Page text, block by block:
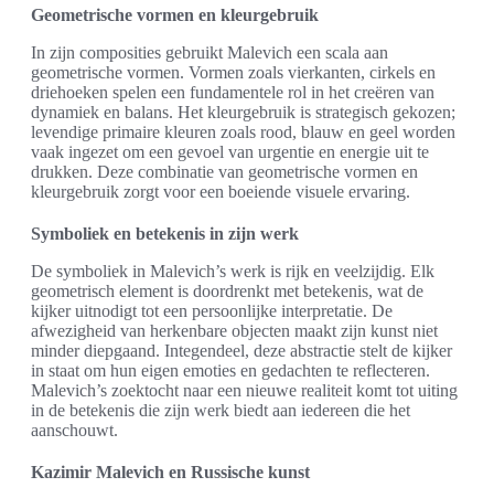
Geometrische vormen en kleurgebruik
In zijn composities gebruikt Malevich een scala aan
geometrische vormen. Vormen zoals vierkanten, cirkels en
driehoeken spelen een fundamentele rol in het creëren van
dynamiek en balans. Het kleurgebruik is strategisch gekozen;
levendige primaire kleuren zoals rood, blauw en geel worden
vaak ingezet om een gevoel van urgentie en energie uit te
drukken. Deze combinatie van geometrische vormen en
kleurgebruik zorgt voor een boeiende visuele ervaring.
Symboliek en betekenis in zijn werk
De symboliek in Malevich’s werk is rijk en veelzijdig. Elk
geometrisch element is doordrenkt met betekenis, wat de
kijker uitnodigt tot een persoonlijke interpretatie. De
afwezigheid van herkenbare objecten maakt zijn kunst niet
minder diepgaand. Integendeel, deze abstractie stelt de kijker
in staat om hun eigen emoties en gedachten te reflecteren.
Malevich’s zoektocht naar een nieuwe realiteit komt tot uiting
in de betekenis die zijn werk biedt aan iedereen die het
aanschouwt.
Kazimir Malevich en Russische kunst